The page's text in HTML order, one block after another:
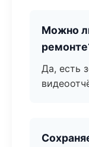
Можно
Да, есть